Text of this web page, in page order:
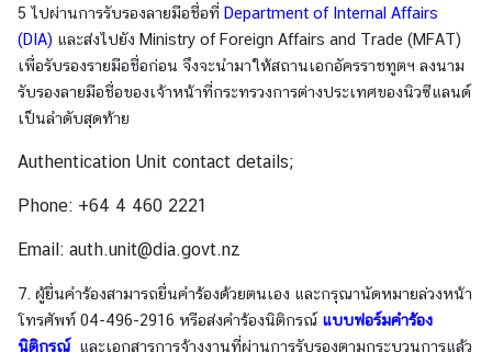
ศ
ท
ย
|
T
a
C
o
r
n
5 ไปผ่านการรับรองลายมือชื่อที่ Department of Internal Affairs
(DIA) และส่งไปยัง Ministry of Foreign Affairs and Trade (MFAT)
เพื่อรับรองรายมือชื่อก่อน จึงจะนำมาให้สถานเอกอัครราชทูตฯ ลงนาม
รับรองลายมือชื่อของเจ้าหน้าที่กระทรวงการต่างประเทศของนิวซีแลนด์
เป็นลำดับสุดท้าย
Authentication Unit contact details;
Phone: +64 4 460 2221
Email: auth.unit@dia.govt.nz
7. ผู้ยื่นคำร้องสามารถยื่นคำร้องด้วยตนเอง และกรุณานัดหมายล่วงหน้า
โทรศัพท์ 04-496-2916 หรือส่งคำร้องนิติกรณ์ แบบฟอร์มคำร้อง
นิติกรณ์ และเอกสารการจ้างงานที่ผ่านการรับรองตามกระบวนการแล้ว